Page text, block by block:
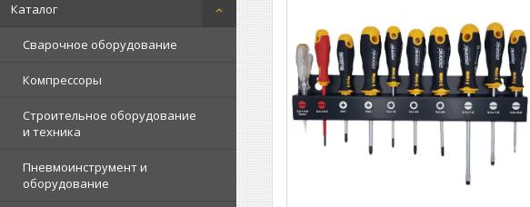
Каталог
Сварочное оборудование
Компрессоры
Строительное оборудование
и техника
Пневмоинструмент и
оборудование